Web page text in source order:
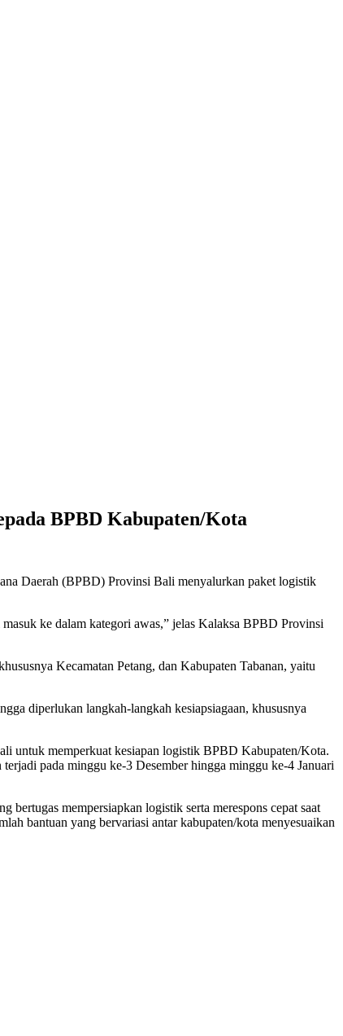
BPBD Kabupaten/Kota
Daerah (BPBD) Provinsi Bali menyalurkan paket logistik
ke dalam kategori awas,” jelas Kalaksa BPBD Provinsi
Kecamatan Petang, dan Kabupaten Tabanan, yaitu
diperlukan langkah-langkah kesiapsiagaan, khususnya
untuk memperkuat kesiapan logistik BPBD Kabupaten/Kota.
pada minggu ke-3 Desember hingga minggu ke-4 Januari
mempersiapkan logistik serta merespons cepat saat
bantuan yang bervariasi antar kabupaten/kota menyesuaikan